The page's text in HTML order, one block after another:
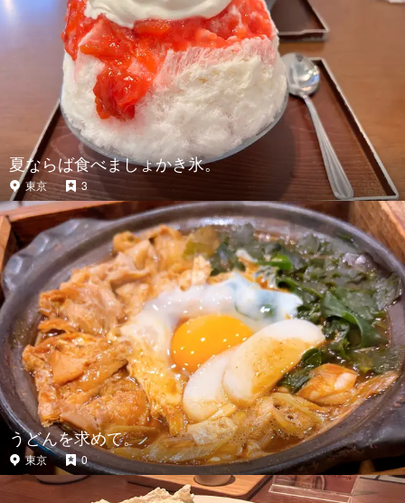
夏ならば食べましょかき氷。
東京 3
うどんを求めて。
東京 0